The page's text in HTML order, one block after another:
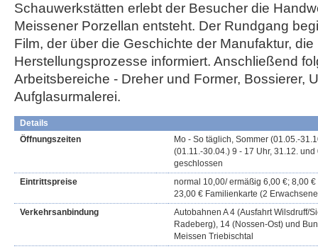
Schauwerkstätten erlebt der Besucher die
Meissener Porzellan entsteht. Der Rundgang
Film, der über die Geschichte der Manufaktur,
Herstellungsprozesse informiert. Anschließend
Arbeitsbereiche - Dreher und Former, Bossierer,
Aufglasurmalerei.
Details
Öffnungszeiten
Mo - So täglich, Sommer (01.05.-
(01.11.-30.04.) 9 - 17 Uhr, 31.12.
geschlossen
Eintrittspreise
normal 10,00/ ermäßig 6,00 €; 8,00
23,00 € Familienkarte (2
Verkehrsanbindung
Autobahnen A 4 (Ausfahrt Wilsdruff/
Radeberg), 14 (Nossen-Ost) und
Meissen Triebischtal